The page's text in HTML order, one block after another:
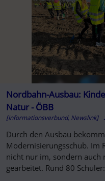
Nordbahn-Ausbau:
Natur - ÖBB
[Informationsverbund, Newslink]
Durch den Ausbau
Modernisierungsschub. Im
nicht nur im, sondern auch
gearbeitet. Rund 80